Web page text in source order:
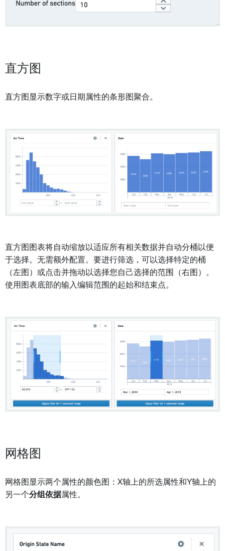
直方图
直方图显示数字或日期属性的条形图聚合。
直方图图表将自动缩放以适应所有相关数据并自动分桶以便
于选择。无需额外配置。要进行筛选，可以选择特定的桶
（左图）或点击并拖动以选择您自己选择的范围（右图）。
使用图表底部的输入编辑范围的起始和结束点。
网格图
网格图显示两个属性的颜色图：X轴上的所选属性和Y轴上的
另一个分组依据属性。